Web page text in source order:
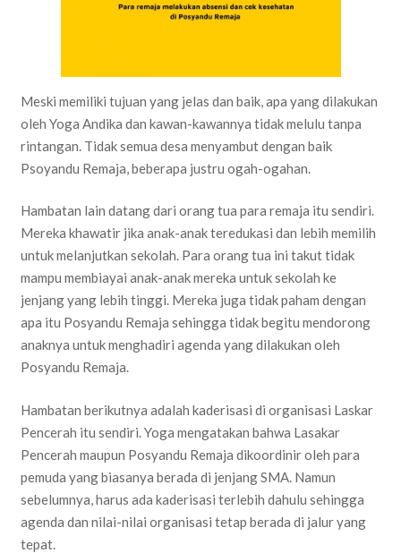
Meski memiliki tujuan yang jelas dan baik, apa yang dilakukan
oleh Yoga Andika dan kawan-kawannya tidak melulu tanpa
rintangan. Tidak semua desa menyambut dengan baik
Psoyandu Remaja, beberapa justru ogah-ogahan.
Hambatan lain datang dari orang tua para remaja itu sendiri.
Mereka khawatir jika anak-anak teredukasi dan lebih memilih
untuk melanjutkan sekolah. Para orang tua ini takut tidak
mampu membiayai anak-anak mereka untuk sekolah ke
jenjang yang lebih tinggi. Mereka juga tidak paham dengan
apa itu Posyandu Remaja sehingga tidak begitu mendorong
anaknya untuk menghadiri agenda yang dilakukan oleh
Posyandu Remaja.
Hambatan berikutnya adalah kaderisasi di organisasi Laskar
Pencerah itu sendiri. Yoga mengatakan bahwa Lasakar
Pencerah maupun Posyandu Remaja dikoordinir oleh para
pemuda yang biasanya berada di jenjang SMA. Namun
sebelumnya, harus ada kaderisasi terlebih dahulu sehingga
agenda dan nilai-nilai organisasi tetap berada di jalur yang
tepat.